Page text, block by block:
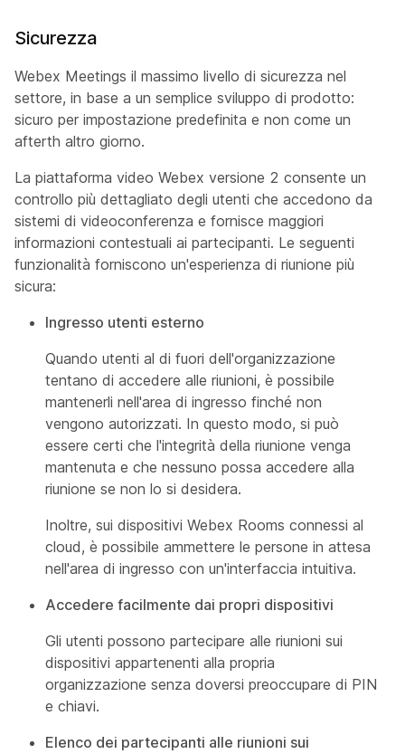
Sicurezza
Webex Meetings il massimo livello di sicurezza nel
settore, in base a un semplice sviluppo di prodotto:
sicuro per impostazione predefinita e non come un
afterth altro giorno.
La piattaforma video Webex versione 2 consente un
controllo più dettagliato degli utenti che accedono da
sistemi di videoconferenza e fornisce maggiori
informazioni contestuali ai partecipanti. Le seguenti
funzionalità forniscono un'esperienza di riunione più
sicura:
Ingresso utenti esterno
Quando utenti al di fuori dell'organizzazione
tentano di accedere alle riunioni, è possibile
mantenerli nell'area di ingresso finché non
vengono autorizzati. In questo modo, si può
essere certi che l'integrità della riunione venga
mantenuta e che nessuno possa accedere alla
riunione se non lo si desidera.
Inoltre, sui dispositivi Webex Rooms connessi al
cloud, è possibile ammettere le persone in attesa
nell'area di ingresso con un'interfaccia intuitiva.
Accedere facilmente dai propri dispositivi
Gli utenti possono partecipare alle riunioni sui
dispositivi appartenenti alla propria
organizzazione senza doversi preoccupare di PIN
e chiavi.
Elenco dei partecipanti alle riunioni sui